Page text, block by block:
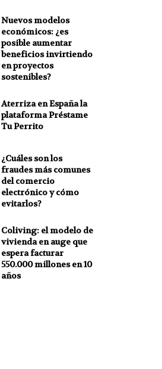
Nuevos modelos
económicos: ¿es
posible aumentar
beneficios invirtiendo
en proyectos
sostenibles?
Aterriza en España la
plataforma Préstame
Tu Perrito
¿Cuáles son los
fraudes más comunes
del comercio
electrónico y cómo
evitarlos?
Coliving: el modelo de
vivienda en auge que
espera facturar
550.000 millones en 10
años